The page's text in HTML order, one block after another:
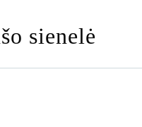
sienelė